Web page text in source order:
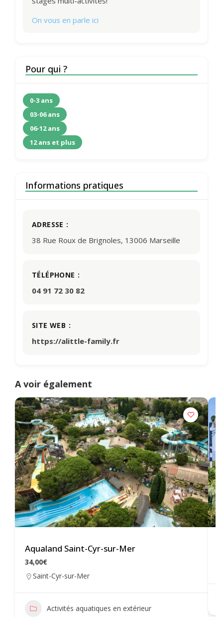
On vous en parle ici
Pour qui ?
0-3 ans
03-06 ans
06-12 ans
12 ans et plus
Informations pratiques
ADRESSE
38 Rue Roux de Brignoles, 13006 Marseille
TÉLÉPHONE
04 91 72 30 82
SITE WEB
https://alittle-family.fr
A voir également
Aqualand Saint-Cyr-sur-Mer
34,00€
Saint-Cyr-sur-Mer
Activités aquatiques en extérieur